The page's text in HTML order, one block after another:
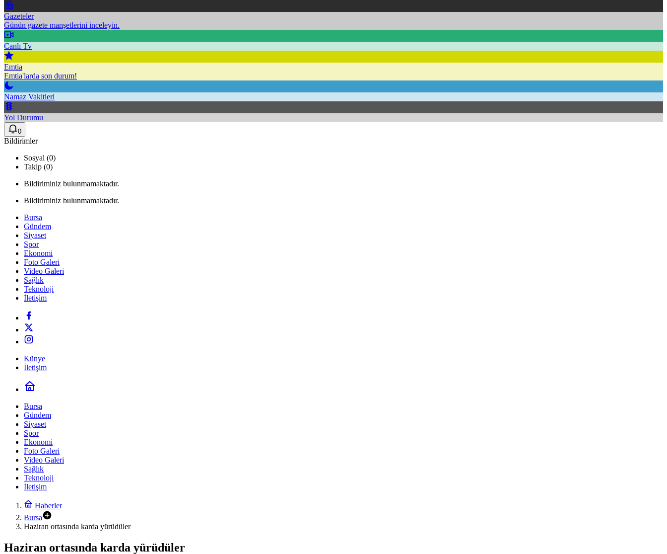
Gazeteler
Günün gazete manşetlerini inceleyin.
Canlı Tv
Emtia
Emtia'larda son durum!
Namaz Vakitleri
Yol Durumu
0
Bildirimler
Sosyal (0)
Takip (0)
Bildiriminiz bulunmamaktadır.
Bildiriminiz bulunmamaktadır.
Bursa
Gündem
Siyaset
Spor
Ekonomi
Foto Galeri
Video Galeri
Sağlık
Teknoloji
İletişim
Künye
İletişim
Bursa
Gündem
Siyaset
Spor
Ekonomi
Foto Galeri
Video Galeri
Sağlık
Teknoloji
İletişim
Haberler
Bursa
Haziran ortasında karda yürüdüler
Haziran ortasında karda yürüdüler